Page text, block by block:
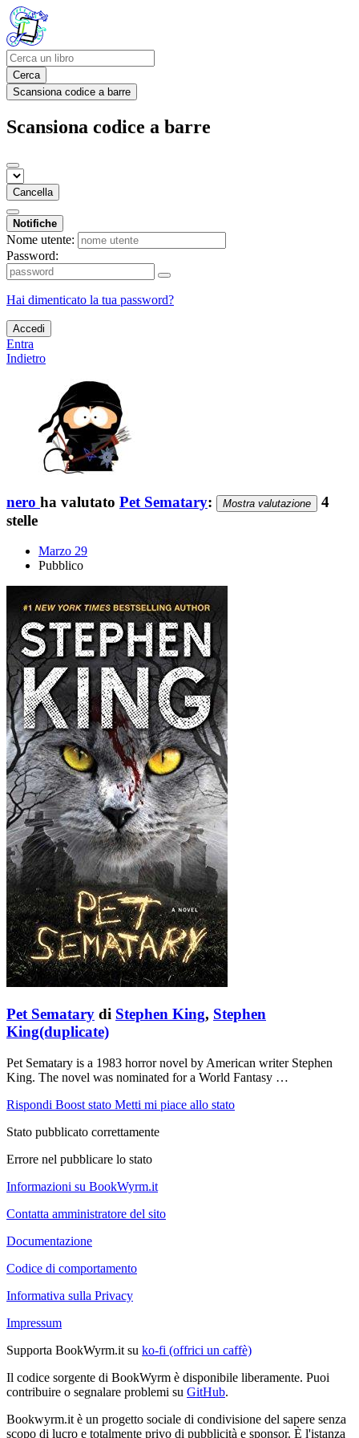
Cerca
Scansiona codice a barre
Scansiona codice a barre
Cancella
Notifiche
Nome utente:
Password:
Hai dimenticato la tua password?
Accedi
Entra
Indietro
nero ha valutato Pet Sematary: Mostra valutazione
4
stelle
Marzo 29
Pubblico
Pet Sematary di Stephen King, Stephen
King(duplicate)
Pet Sematary is a 1983 horror novel by American writer Stephen
King. The novel was nominated for a World Fantasy …
Rispondi Boost stato Metti mi piace allo stato
Stato pubblicato correttamente
Errore nel pubblicare lo stato
Informazioni su BookWyrm.it
Contatta amministratore del sito
Documentazione
Codice di comportamento
Informativa sulla Privacy
Impressum
Supporta BookWyrm.it su ko-fi (offrici un caffè)
Il codice sorgente di BookWyrm è disponibile liberamente. Puoi
contribuire o segnalare problemi su GitHub.
Bookwyrm.it è un progetto sociale di condivisione del sapere senza
scopo di lucro e totalmente privo di pubblicità e sponsor. È l'istanza